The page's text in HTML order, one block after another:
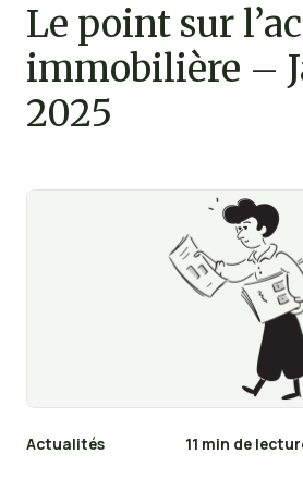
Le point sur
immobilière –
2025
Actualités 11 min de